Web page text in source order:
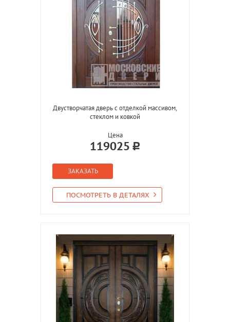
Двустворчатая дверь с отделкой массивом,
стеклом и ковкой
Цена
119025
ЗАКАЗАТЬ
ПОСМОТРЕТЬ В ДЕТАЛЯХ